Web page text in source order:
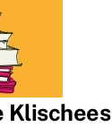
Klischees